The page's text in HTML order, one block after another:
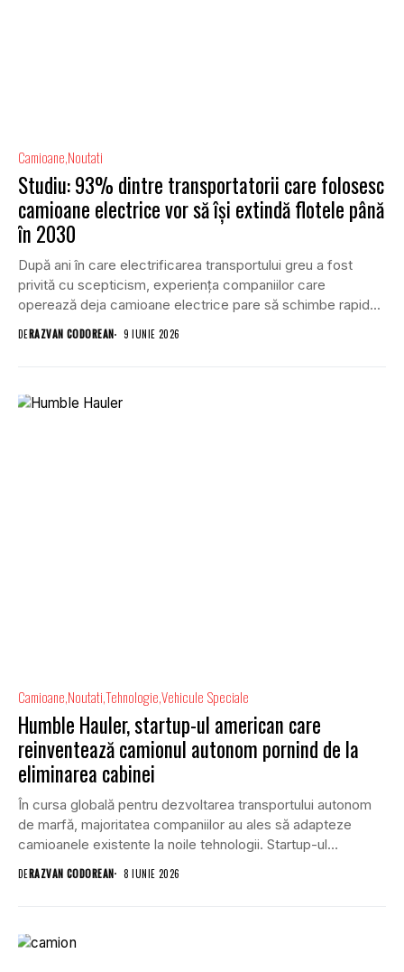
Camioane Noutati
Studiu: 93% dintre transportatorii care folosesc
camioane electrice vor să își extindă flotele până
în 2030
După ani în care electrificarea transportului greu a fost
privită cu scepticism, experiența companiilor care
operează deja camioane electrice pare să schimbe rapid...
DERAZVAN CODOREAN 9 IUNIE 2026
Camioane NoutatiTehnologieVehicule Speciale
Humble Hauler, startup-ul american care
reinventează camionul autonom pornind de la
eliminarea cabinei
În cursa globală pentru dezvoltarea transportului autonom
de marfă, majoritatea companiilor au ales să adapteze
camioanele existente la noile tehnologii. Startup-ul
DERAZVAN CODOREAN 8 IUNIE 2026